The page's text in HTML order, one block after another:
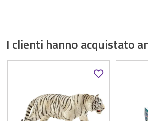
I clienti hanno acquistato